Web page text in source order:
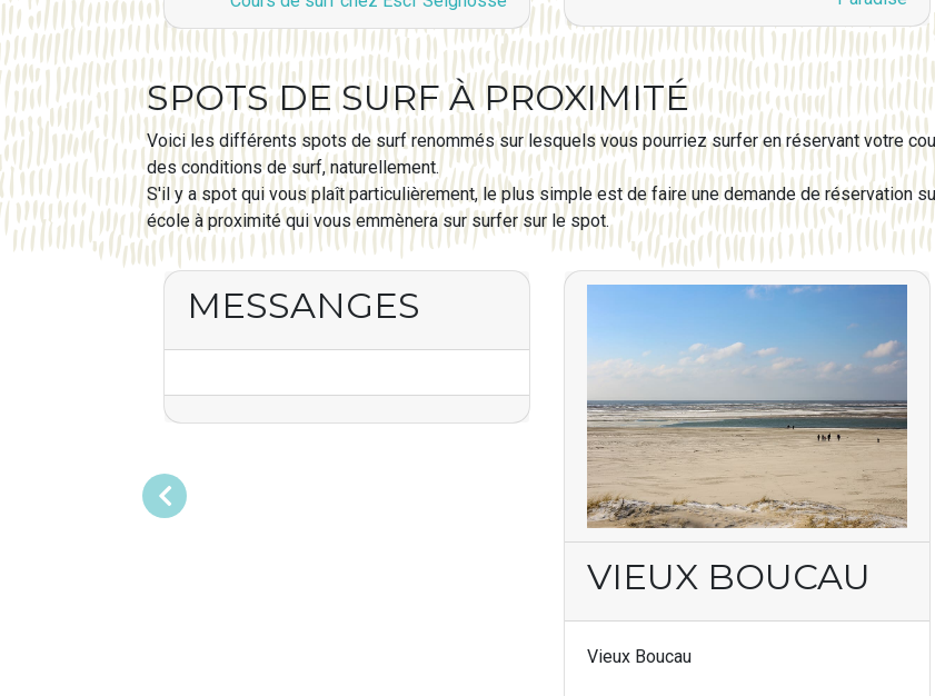
SPOTS DE SURF À PROXIMITÉ
Voici les différents spots de surf renommés sur lesquels vous pourriez surfer en réservant votre
des conditions de surf, naturellement.
S'il y a spot qui vous plaît particulièrement, le plus simple est de faire une demande de réservation
école à proximité qui vous emmènera sur surfer sur le spot.
MESSANGES
VIEUX BOUCAU
Vieux Boucau